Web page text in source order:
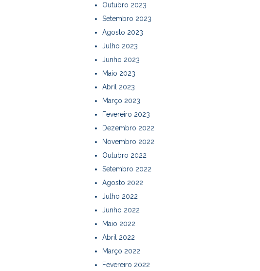
Outubro 2023
Setembro 2023
Agosto 2023
Julho 2023
Junho 2023
Maio 2023
Abril 2023
Março 2023
Fevereiro 2023
Dezembro 2022
Novembro 2022
Outubro 2022
Setembro 2022
Agosto 2022
Julho 2022
Junho 2022
Maio 2022
Abril 2022
Março 2022
Fevereiro 2022